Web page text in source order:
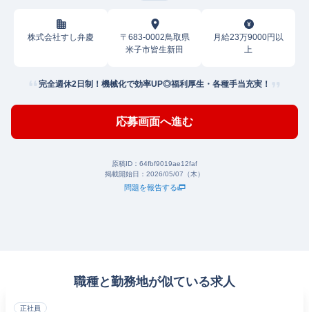
株式会社すし弁慶
〒683-0002鳥取県
米子市皆生新田
月給23万9000円以
上
完全週休2日制！機械化で効率UP◎福利厚生・各種手当充実！
応募画面へ進む
原稿ID： 64fbf9019ae12faf
掲載開始日： 2026/05/07（木）
問題を報告する
職種と勤務地が似ている求人
正社員